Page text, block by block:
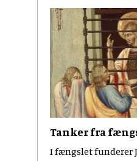
Tanker fra
I fængslet funderer